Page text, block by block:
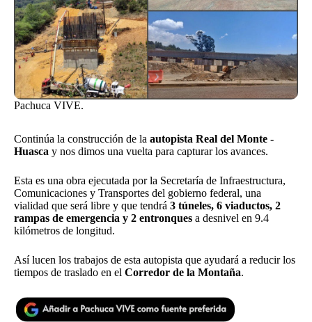
Pachuca VIVE.
Continúa la construcción de la autopista Real del Monte -
Huasca y nos dimos una vuelta para capturar los avances.
Esta es una obra ejecutada por la Secretaría de Infraestructura,
Comunicaciones y Transportes del gobierno federal, una
vialidad que será libre y que tendrá 3 túneles, 6 viaductos, 2
rampas de emergencia y 2 entronques a desnivel en 9.4
kilómetros de longitud.
Así lucen los trabajos de esta autopista que ayudará a reducir los
tiempos de traslado en el Corredor de la Montaña.